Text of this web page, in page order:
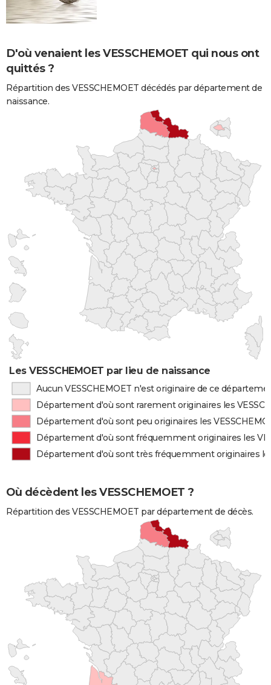
D'où venaient les VESSCHEMOET qui nous ont
quittés ?
Répartition des VESSCHEMOET décédés par département de
naissance.
Les VESSCHEMOET par lieu de naissance
Aucun VESSCHEMOET n'est originaire de ce
Département d'où sont rarement originaires les
Département d'où sont peu originaires les
Département d'où sont fréquemment originaires les
Département d'où sont très fréquemment originaires
Où décèdent les VESSCHEMOET ?
Répartition des VESSCHEMOET par département de décès.